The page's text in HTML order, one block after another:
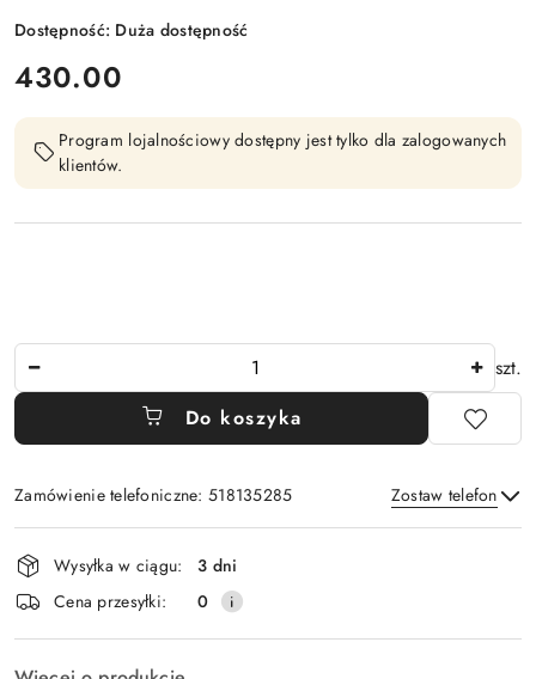
Dostępność: Duża dostępność
cena:
430.00
Program lojalnościowy dostępny jest tylko dla zalogowanych
klientów.
szt.
Do koszyka
Zamówienie telefoniczne: 518135285 Zostaw telefon
Wyślij
Dostępność
i
dostawa
Wysyłka w ciągu:
3 dni
Cena przesyłki:
0